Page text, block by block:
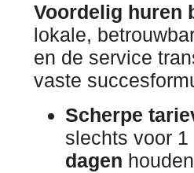
Voordelig huren
lokale,
en de service
vaste
Scherpe
slechts voor
dagen